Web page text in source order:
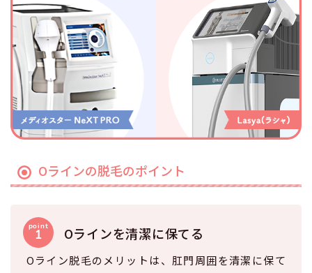
Oラインの脱毛のポイント
Oラインを清潔に保てる
Oライン脱毛のメリットは、肛門周囲を清潔に保て